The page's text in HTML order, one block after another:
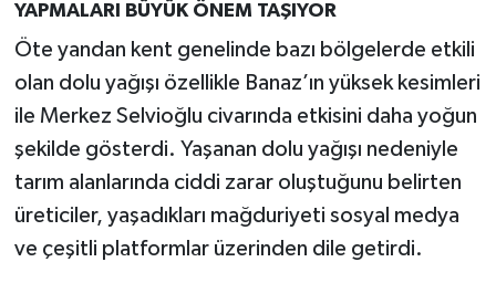
YAPMALARI BÜYÜK ÖNEM TAŞIYOR
Öte yandan kent genelinde bazı bölgelerde etkili
olan dolu yağışı özellikle Banaz’ın yüksek kesimleri
ile Merkez Selvioğlu civarında etkisini daha yoğun
şekilde gösterdi. Yaşanan dolu yağışı nedeniyle
tarım alanlarında ciddi zarar oluştuğunu belirten
üreticiler, yaşadıkları mağduriyeti sosyal medya
ve çeşitli platformlar üzerinden dile getirdi.